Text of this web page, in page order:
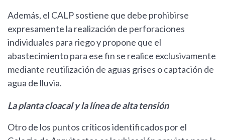
Además, el CALP sostiene que debe prohibirse
expresamente la realización de perforaciones
individuales para riego y propone que el
abastecimiento para ese fin se realice exclusivamente
mediante reutilización de aguas grises o captación de
agua de lluvia.
La planta cloacal y la línea de alta tensión
Otro de los puntos críticos identificados por el